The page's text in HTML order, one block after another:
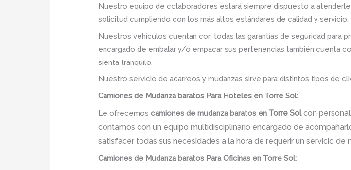
Nuestro equipo de colaboradores estará siempre dispuesto a
solicitud cumpliendo con los más altos estándares de calidad y servicio.
Nuestros vehículos cuentan con todas las garantías de seguridad
encargado de embalar y/o empacar sus pertenencias también cuenta
sienta tranquilo.
Nuestro servicio de acarreos y mudanzas sirve para distintos tipos de
Camiones de Mudanza baratos Para Hoteles en Torre Sol:
Le ofrecemoscamiones de mudanza baratos en Torre Solcon personal
contamos con un equipo multidisciplinario encargado de
satisfacer todas sus necesidades a la hora de requerir un servicio de
Camiones de Mudanza baratos Para Oficinas en Torre Sol: